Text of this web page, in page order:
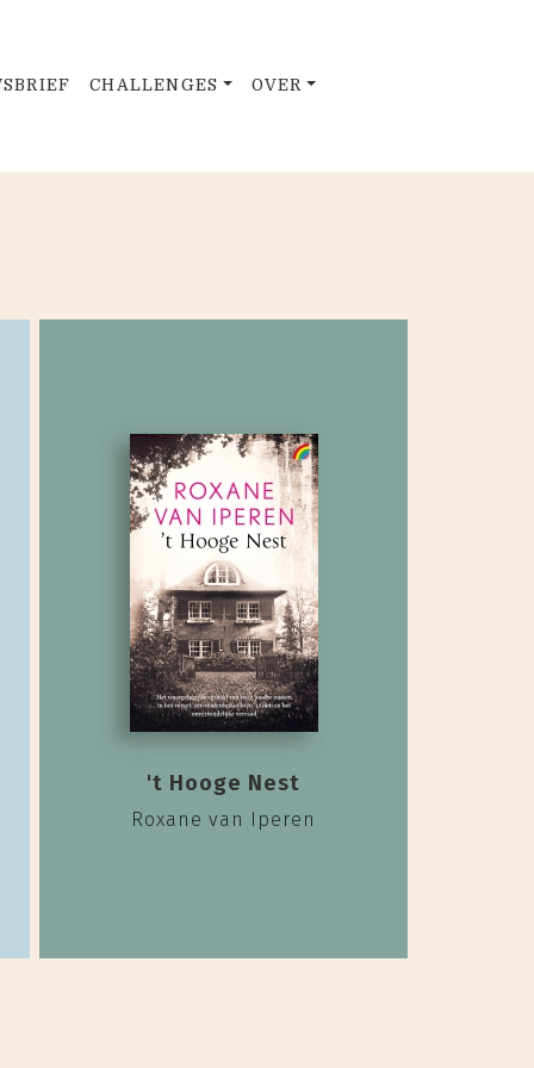
CHALLENGES OVER
't Hooge Nest
Roxane van Iperen